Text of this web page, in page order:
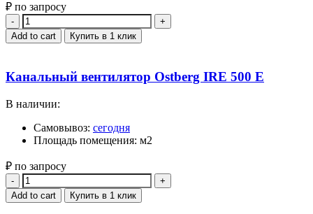
₽ по запросу
Quantity
Add to cart Купить в 1 клик
Канальный вентилятор Ostberg IRE 500 E
В наличии:
Самовывоз: сегодня
Площадь помещения: м2
₽ по запросу
Quantity
Add to cart Купить в 1 клик